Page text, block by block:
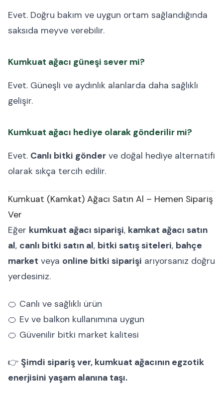
Evet. Doğru bakım ve uygun ortam sağlandığında
saksıda meyve verebilir.
Kumkuat ağacı güneşi sever mi?
Evet. Güneşli ve aydınlık alanlarda daha sağlıklı
gelişir.
Kumkuat ağacı hediye olarak gönderilir mi?
Evet. Canlı bitki gönder ve doğal hediye alternatifi
olarak sıkça tercih edilir.
Kumkuat (Kamkat) Ağacı Satın Al – Hemen Sipariş
Ver
Eğer kumkuat ağacı siparişi, kamkat ağacı satın
al, canlı bitki satın al, bitki satış siteleri, bahçe
market veya online bitki siparişi arıyorsanız doğru
yerdesiniz.
🍊 Canlı ve sağlıklı ürün
🍊 Ev ve balkon kullanımına uygun
🍊 Güvenilir bitki market kalitesi
👉 Şimdi sipariş ver, kumkuat ağacının egzotik
enerjisini yaşam alanına taşı.